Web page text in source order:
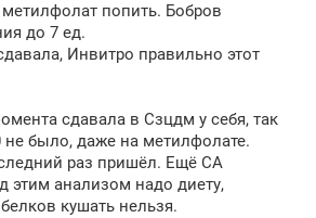
попить. Бобров
до 7 ед.
Инвитро правильно этот
сдавала в Сзцдм у себя, так
было, даже на метилфолате.
раз пришёл. Ещё СА
этим анализом надо диету,
кушать нельзя.